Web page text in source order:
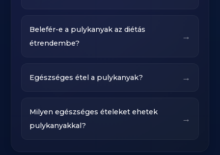
Belefér-e a pulykanyak az diétás
étrendembe?
→
Egészséges étel a pulykanyak? →
Milyen egészséges ételeket ehetek
pulykanyakkal?
→